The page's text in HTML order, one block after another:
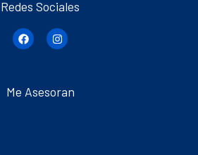
Redes Sociales
Me Asesoran